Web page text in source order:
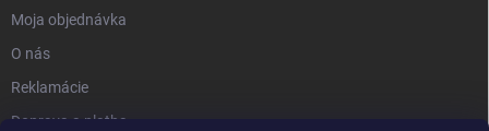
Moja objednávka
O nás
Reklamácie
Doprava a platba